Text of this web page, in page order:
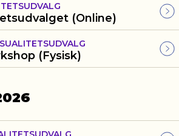
(Online)
(Fysisk)